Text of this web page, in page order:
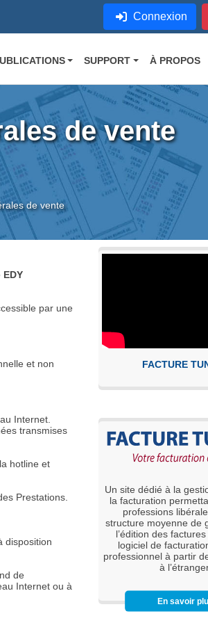
Connexion
SUPPORT À PROPOS
de vente
de vente
EDY
par une
et non
Internet.
transmises
hotline et
Prestations.
disposition
de
Internet ou à
FACTURE
Un site dédié à la
la facturation
professions
structure moyenne de
l’édition des
logiciel de
professionnel à partir
à
En savoir